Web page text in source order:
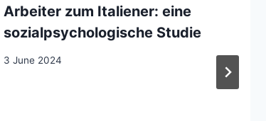
Arbeiter zum Italiener: eine
sozialpsychologische Studie
3 June 2024